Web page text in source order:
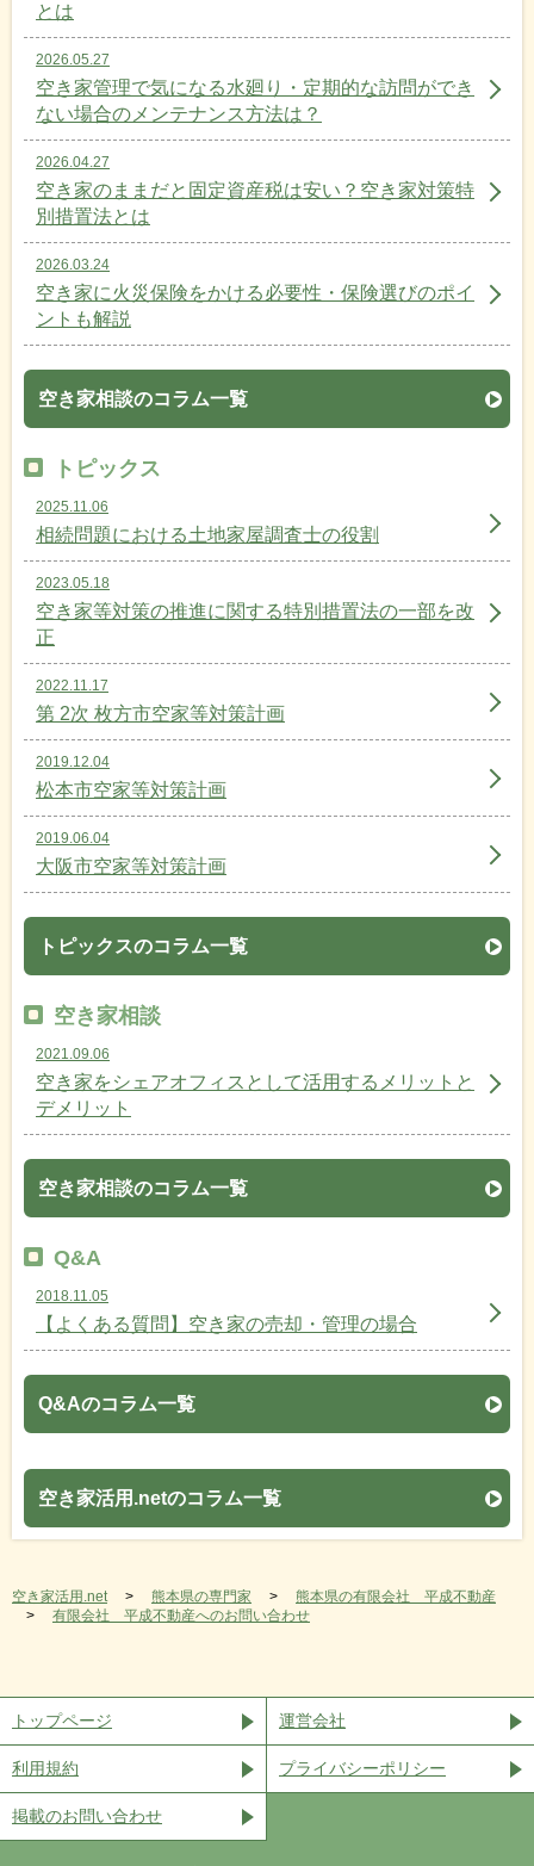
とは
2026.05.27
空き家管理で気になる水廻り・定期的な訪問ができ
ない場合のメンテナンス方法は？
2026.04.27
空き家のままだと固定資産税は安い？空き家対策特
別措置法とは
2026.03.24
空き家に火災保険をかける必要性・保険選びのポイ
ントも解説
空き家相談のコラム一覧
トピックス
2025.11.06
相続問題における土地家屋調査士の役割
2023.05.18
空き家等対策の推進に関する特別措置法の一部を改
正
2022.11.17
第 2次 枚方市空家等対策計画
2019.12.04
松本市空家等対策計画
2019.06.04
大阪市空家等対策計画
トピックスのコラム一覧
空き家相談
2021.09.06
空き家をシェアオフィスとして活用するメリットと
デメリット
空き家相談のコラム一覧
Q&A
2018.11.05
【よくある質問】空き家の売却・管理の場合
Q&Aのコラム一覧
空き家活用.netのコラム一覧
空き家活用.net 熊本県の専門家
熊本県の有限会社 平成不動産
有限会社 平成不動産へのお問い合わせ
トップページ 運営会社
利用規約 プライバシーポリシー
掲載のお問い合わせ